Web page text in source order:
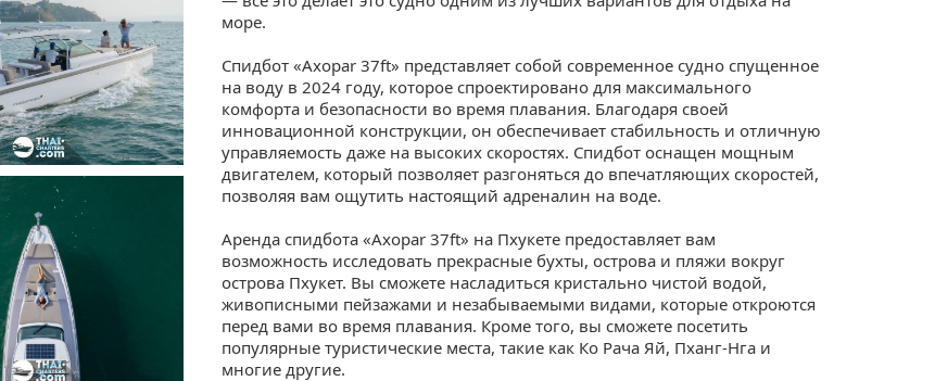
море.
Спидбот «Axopar 37ft» представляет собой современное судно спущенное
на воду в 2024 году, которое спроектировано для максимального
комфорта и безопасности во время плавания. Благодаря своей
инновационной конструкции, он обеспечивает стабильность и отличную
управляемость даже на высоких скоростях. Спидбот оснащен мощным
двигателем, который позволяет разгоняться до впечатляющих скоростей,
позволяя вам ощутить настоящий адреналин на воде.
Аренда спидбота «Axopar 37ft» на Пхукете предоставляет вам
возможность исследовать прекрасные бухты, острова и пляжи вокруг
острова Пхукет. Вы сможете насладиться кристально чистой водой,
живописными пейзажами и незабываемыми видами, которые откроются
перед вами во время плавания. Кроме того, вы сможете посетить
популярные туристические места, такие как Ко Рача Яй, Пханг-Нга и
многие другие.